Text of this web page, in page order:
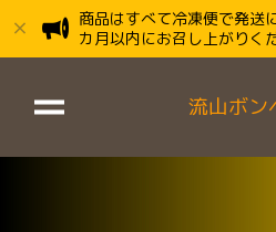
商品はすべて冷凍便で発送
カ月以内にお召し上がりく
流山ボン